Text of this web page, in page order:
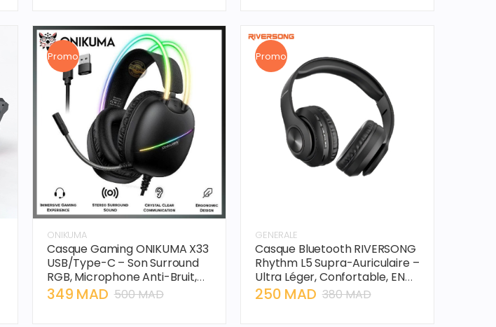
Promo
ONIKUMA
Casque Gaming ONIKUMA X33
USB/Type-C – Son Surround
RGB, Microphone Anti-Bruit,
Haut-parleurs 50 mm
349 MAD 500 MAD
Promo
GENERALE
Casque Bluetooth RIVERSONG
Rhythm L5 Supra-Auriculaire –
Ultra Léger, Confortable, ENC
pour Appels Clairs, Noir
250 MAD 380 MAD